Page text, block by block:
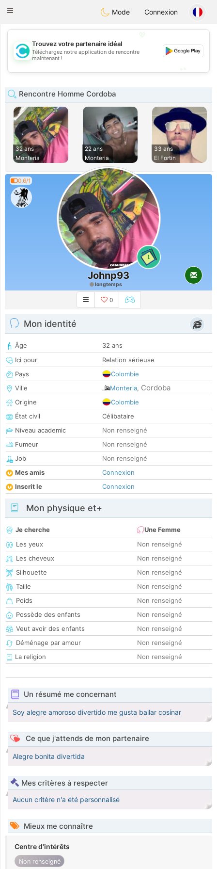
olombiaCitas
Toggle
Mode Connexion
💖
💕
Trouvez votre partenaire idéal
Téléchargez notre application de rencontre
maintenant !
Rencontre Homme Cordoba
32 ans
Monteria
22 ans
Monteria
33 ans
El Fortin
0.6/1
1
Johnp93
longtemps
0
Mon identité
Âge
32 ans
Ici pour
Relation sérieuse
Pays
Colombie
Ville
Monteria, Cordoba
Origine
Colombie
État civil
Célibataire
Niveau academic
Non renseigné
Fumeur
Non renseigné
Job
Non renseigné
Mes amis
Connexion
Inscrit le
Connexion
Mon physique et+
Je cherche
Une Femme
Les yeux
Non renseigné
Les cheveux
Non renseigné
Silhouette
Non renseigné
Taille
Non renseigné
Poids
Non renseigné
Possède des enfants
Non renseigné
Veut avoir des enfants
Non renseigné
Déménage par amour
Non renseigné
La religion
Non renseigné
Un résumé me concernant
Soy alegre amoroso divertido me gusta bailar cosínar
Ce que j'attends de mon partenaire
Alegre bonita divertida
Mes critères à respecter
Aucun critère n'a été personnalisé
Mieux me connaître
Centre d'intérêts
Non renseigné